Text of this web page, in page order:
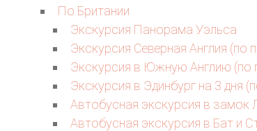
По Британии
Экскурсия Панорама Уэльса
Экскурсия Северная Англия (по
Экскурсия в Южную Англию (по
Экскурсия в Эдинбург на 3 дня
Автобусная экскурсия в замок
Автобусная экскурсия в Бат и